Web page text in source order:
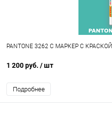
PANTONE 3262 C МАРКЕР С КРАСКОЙ
1 200 руб. / шт
Подробнее